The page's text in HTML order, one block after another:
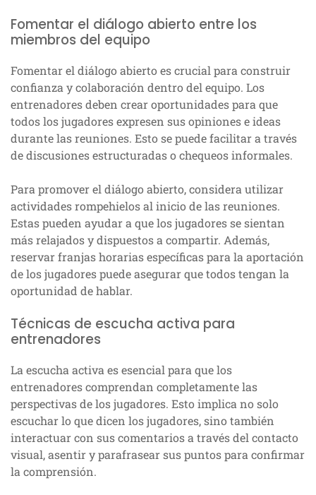
Fomentar el diálogo abierto entre los
miembros del equipo
Fomentar el diálogo abierto es crucial para construir
confianza y colaboración dentro del equipo. Los
entrenadores deben crear oportunidades para que
todos los jugadores expresen sus opiniones e ideas
durante las reuniones. Esto se puede facilitar a través
de discusiones estructuradas o chequeos informales.
Para promover el diálogo abierto, considera utilizar
actividades rompehielos al inicio de las reuniones.
Estas pueden ayudar a que los jugadores se sientan
más relajados y dispuestos a compartir. Además,
reservar franjas horarias específicas para la aportación
de los jugadores puede asegurar que todos tengan la
oportunidad de hablar.
Técnicas de escucha activa para
entrenadores
La escucha activa es esencial para que los
entrenadores comprendan completamente las
perspectivas de los jugadores. Esto implica no solo
escuchar lo que dicen los jugadores, sino también
interactuar con sus comentarios a través del contacto
visual, asentir y parafrasear sus puntos para confirmar
la comprensión.